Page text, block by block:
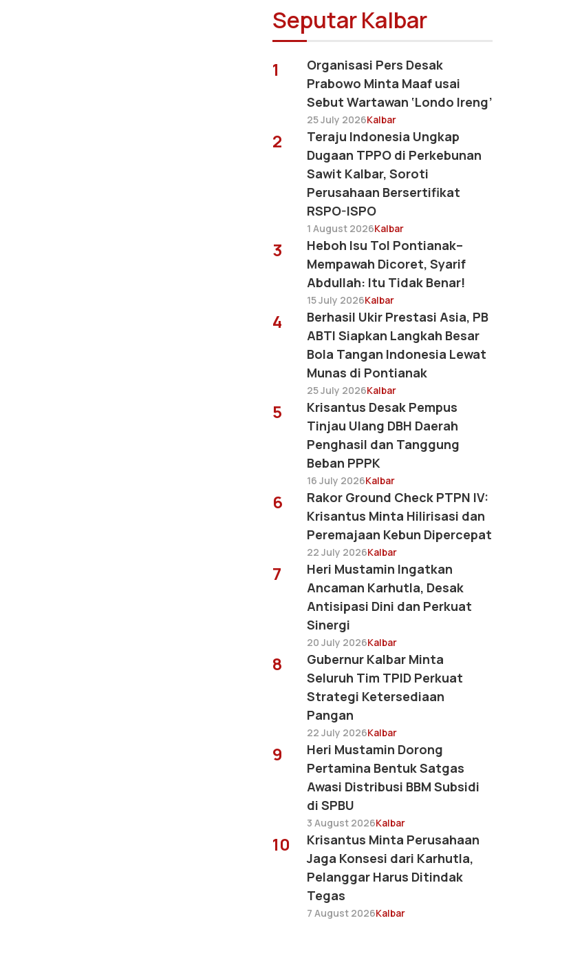
Seputar Kalbar
1
Organisasi Pers Desak
Prabowo Minta Maaf usai
Sebut Wartawan ‘Londo Ireng’
25 July 2026Kalbar
2
Teraju Indonesia Ungkap
Dugaan TPPO di Perkebunan
Sawit Kalbar, Soroti
Perusahaan Bersertifikat
RSPO-ISPO
1 August 2026Kalbar
3
Heboh Isu Tol Pontianak–
Mempawah Dicoret, Syarif
Abdullah: Itu Tidak Benar!
15 July 2026Kalbar
4
Berhasil Ukir Prestasi Asia, PB
ABTI Siapkan Langkah Besar
Bola Tangan Indonesia Lewat
Munas di Pontianak
25 July 2026Kalbar
5
Krisantus Desak Pempus
Tinjau Ulang DBH Daerah
Penghasil dan Tanggung
Beban PPPK
16 July 2026Kalbar
6
Rakor Ground Check PTPN IV:
Krisantus Minta Hilirisasi dan
Peremajaan Kebun Dipercepat
22 July 2026Kalbar
7
Heri Mustamin Ingatkan
Ancaman Karhutla, Desak
Antisipasi Dini dan Perkuat
Sinergi
20 July 2026Kalbar
8
Gubernur Kalbar Minta
Seluruh Tim TPID Perkuat
Strategi Ketersediaan
Pangan
22 July 2026Kalbar
9
Heri Mustamin Dorong
Pertamina Bentuk Satgas
Awasi Distribusi BBM Subsidi
di SPBU
3 August 2026Kalbar
10
Krisantus Minta Perusahaan
Jaga Konsesi dari Karhutla,
Pelanggar Harus Ditindak
Tegas
7 August 2026Kalbar